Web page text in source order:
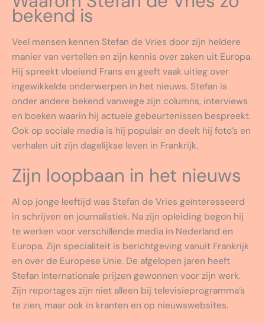
bekend is
Veel mensen kennen Stefan de Vries door zijn heldere
manier van vertellen en zijn kennis over zaken uit Europa.
Hij spreekt vloeiend Frans en geeft vaak uitleg over
ingewikkelde onderwerpen in het nieuws. Stefan is
onder andere bekend vanwege zijn columns, interviews
en boeken waarin hij actuele gebeurtenissen bespreekt.
Ook op sociale media is hij populair en deelt hij foto’s en
verhalen uit zijn dagelijkse leven in Frankrijk.
Zijn loopbaan in het nieuws
Al op jonge leeftijd was Stefan de Vries geïnteresseerd
in schrijven en journalistiek. Na zijn opleiding begon hij
te werken voor verschillende media in Nederland en
Europa. Zijn specialiteit is berichtgeving vanuit Frankrijk
en over de Europese Unie. De afgelopen jaren heeft
Stefan internationale prijzen gewonnen voor zijn werk.
Zijn reportages zijn niet alleen bij televisieprogramma’s
te zien, maar ook in kranten en op nieuwswebsites.